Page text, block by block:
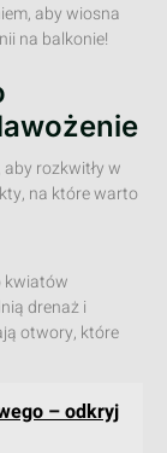
aby wiosna
na balkonie!
rozkwitły w
na które warto
kwiatów
drenaż i
otwory, które
– odkryj